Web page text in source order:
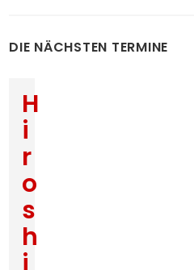
DIE NÄCHSTEN TERMINE
H
i
r
o
s
h